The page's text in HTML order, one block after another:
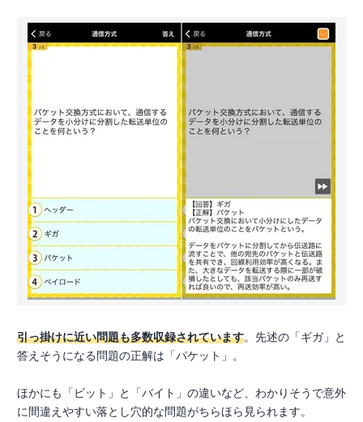
引っ掛けに近い問題も多数収録されています。先述の「ギガ」と
答えそうになる問題の正解は「パケット」。
ほかにも「ビット」と「バイト」の違いなど、わかりそうで意外
に間違えやすい落とし穴的な問題がちらほら見られます。